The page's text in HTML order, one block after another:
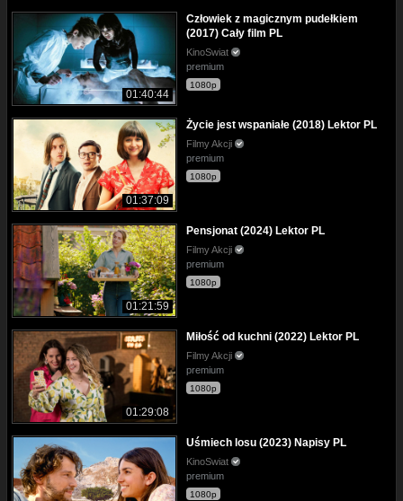
01:40:44
Człowiek z magicznym pudełkiem
(2017) Cały film PL
KinoSwiat
premium
1080p
01:37:09
Życie jest wspaniałe (2018) Lektor PL
Filmy Akcji
premium
1080p
01:21:59
Pensjonat (2024) Lektor PL
Filmy Akcji
premium
1080p
01:29:08
Miłość od kuchni (2022) Lektor PL
Filmy Akcji
premium
1080p
Uśmiech losu (2023) Napisy PL
KinoSwiat
premium
1080p